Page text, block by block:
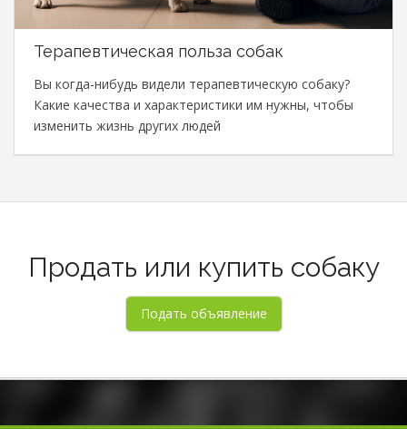
Терапевтическая польза собак
Вы когда-нибудь видели терапевтическую собаку?
Какие качества и характеристики им нужны, чтобы
изменить жизнь других людей
Продать или купить собаку